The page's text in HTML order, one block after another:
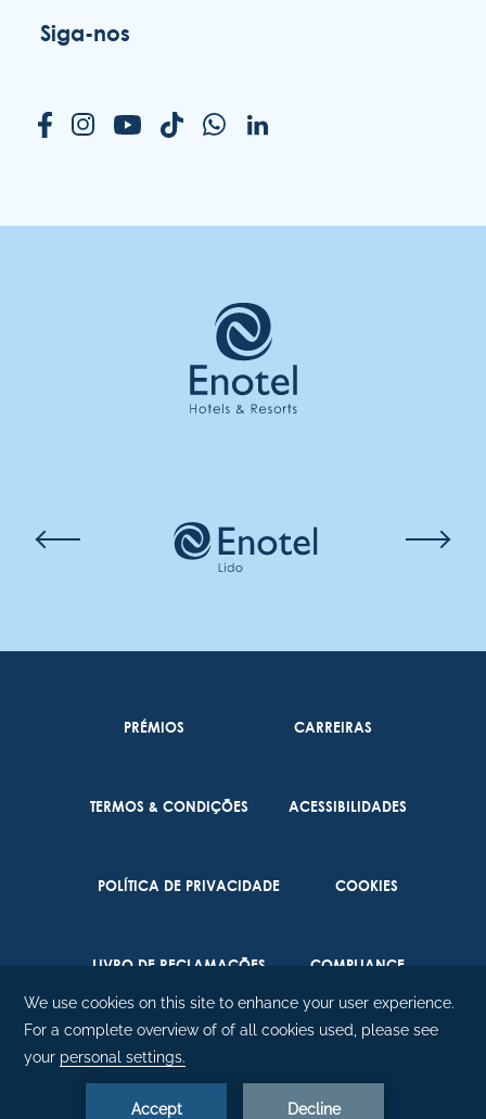
Siga-nos
PRÉMIOS CARREIRAS
TERMOS & CONDIÇÕES ACESSIBILIDADES
POLÍTICA DE PRIVACIDADE COOKIES
LIVRO DE RECLAMAÇÕES COMPLIANCE
©2026Enotel Lido |